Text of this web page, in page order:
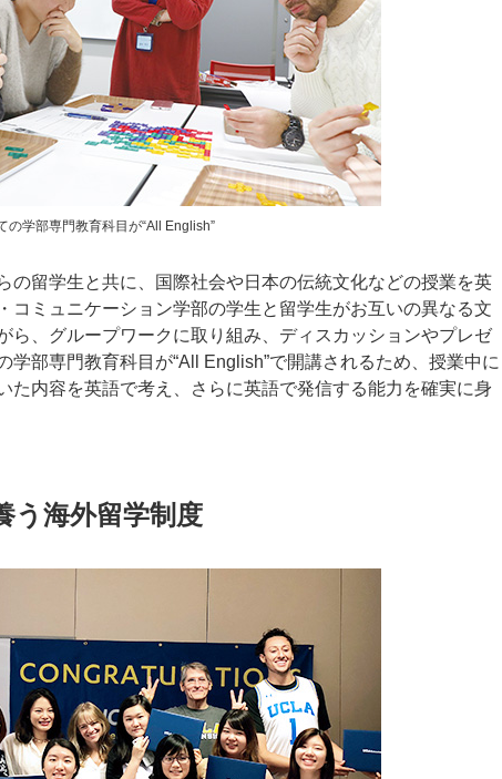
の学部専門教育科目が“All English”
の留学生と共に、国際社会や日本の伝統文化などの授業を英
コミュニケーション学部の学生と留学生がお互いの異なる文
ら、グループワークに取り組み、ディスカッションやプレゼ
学部専門教育科目が“All English”で開講されるため、授業中に
た内容を英語で考え、さらに英語で発信する能力を確実に身
う海外留学制度